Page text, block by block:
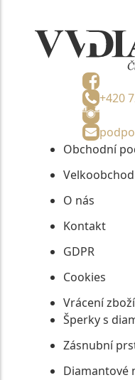
+420
Obchodní
Velkoobchod
O nás
Kontakt
GDPR
Cookies
Vrácení zboží
Šperky s
Zásnubní
Diamantové